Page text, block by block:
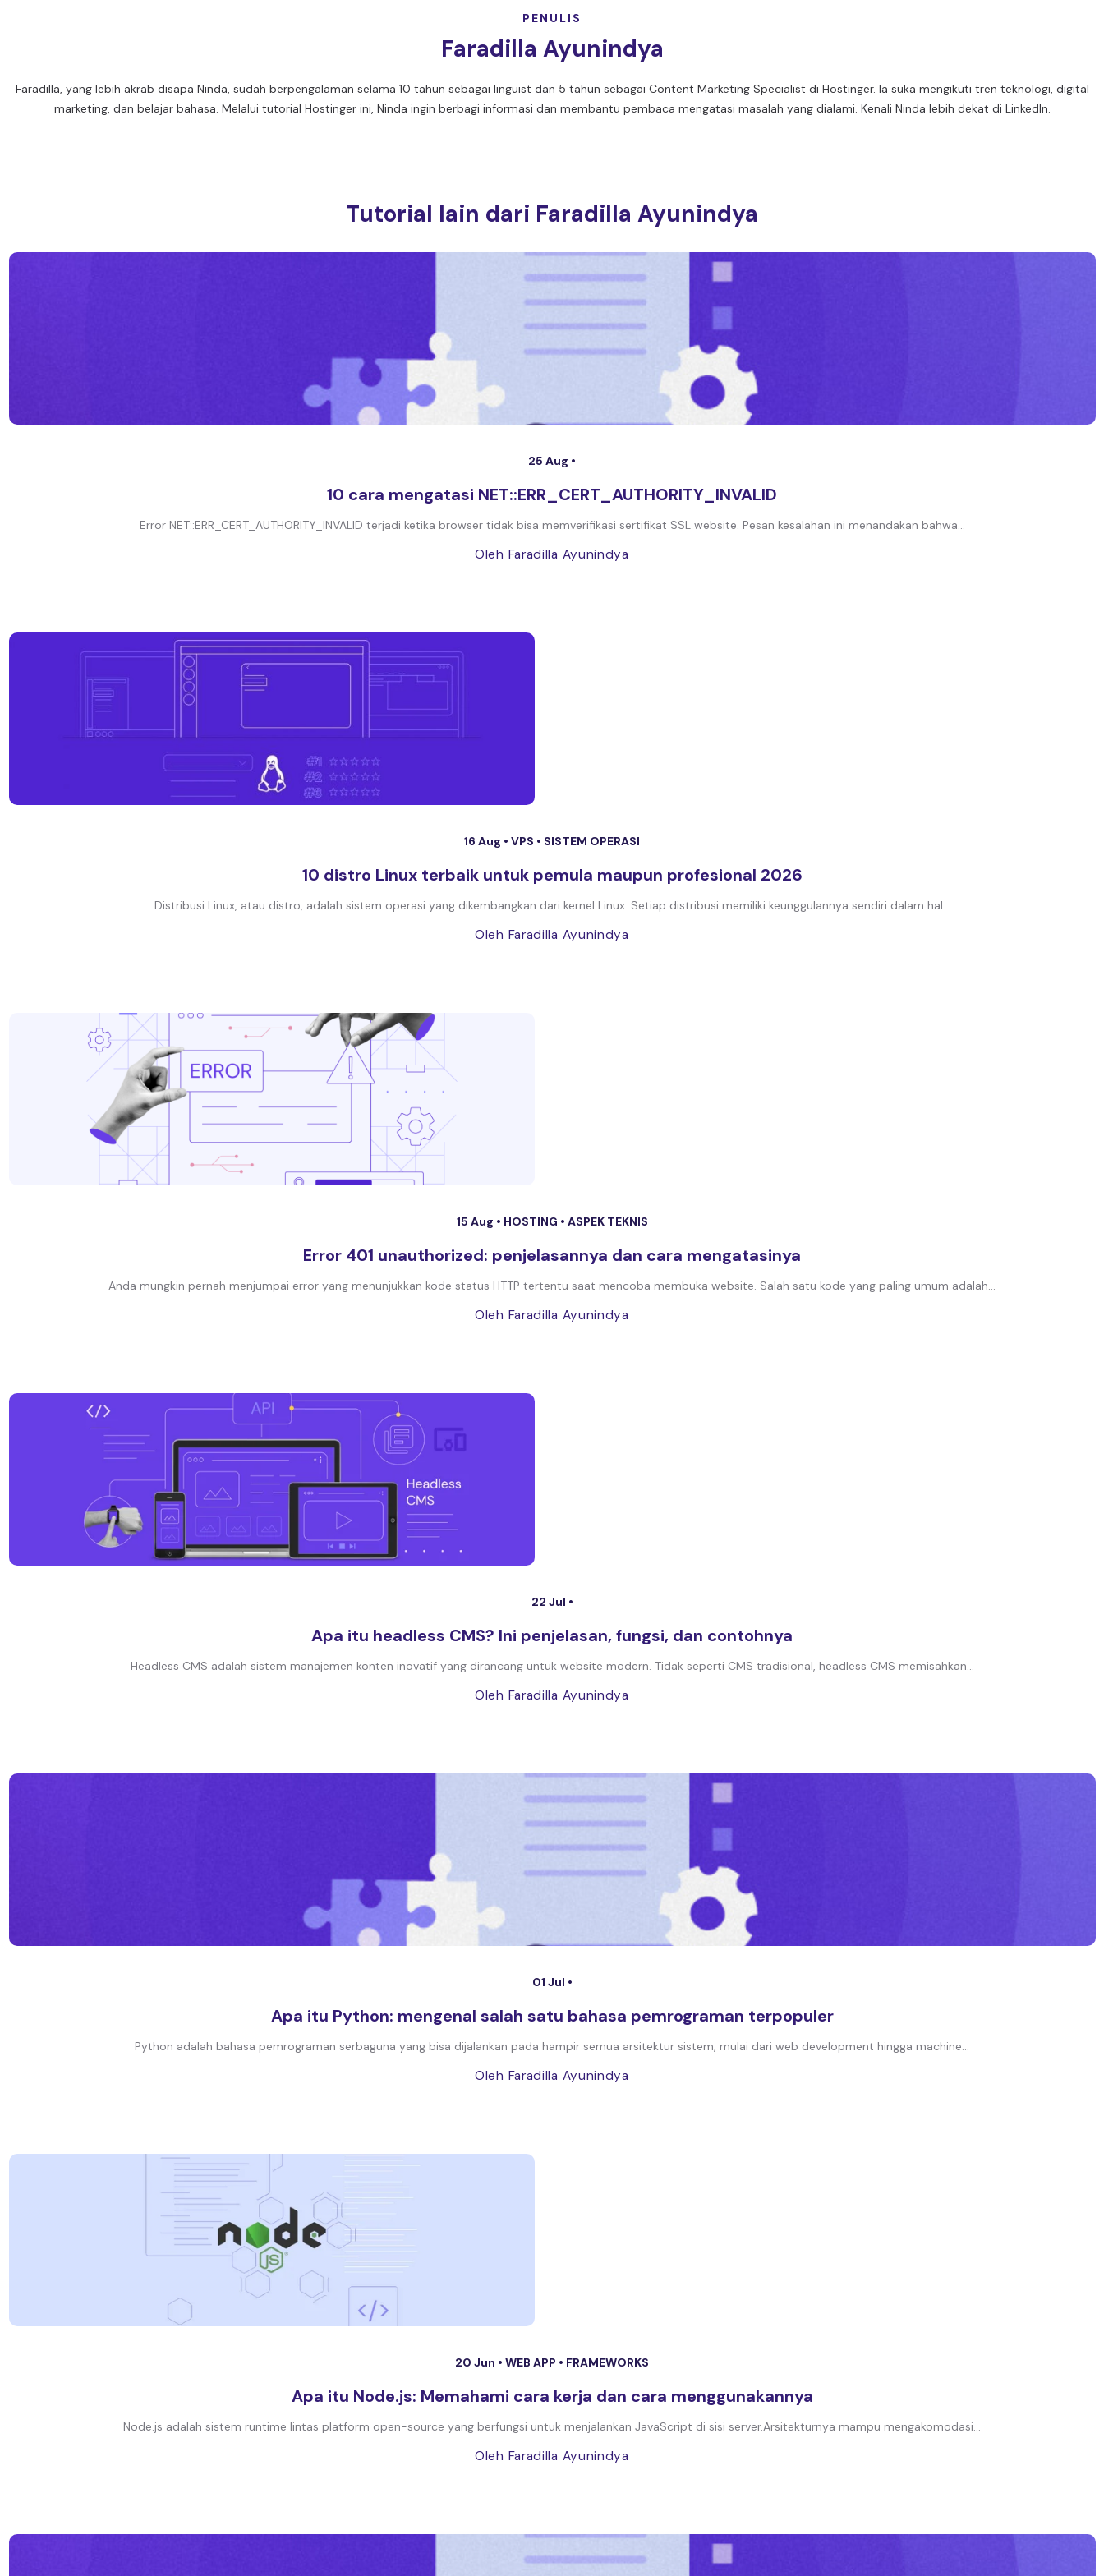
PENULIS
Faradilla Ayunindya
Faradilla, yang lebih akrab disapa Ninda, sudah berpengalaman selama 10 tahun sebagai linguist dan 5 tahun sebagai Content Marketing Specialist di Hostinger. Ia suka mengikuti tren teknologi, digital
marketing, dan belajar bahasa. Melalui tutorial Hostinger ini, Ninda ingin berbagi informasi dan membantu pembaca mengatasi masalah yang dialami. Kenali Ninda lebih dekat di LinkedIn.
Tutorial lain dari Faradilla Ayunindya
25 Aug •
10 cara mengatasi NET::ERR_CERT_AUTHORITY_INVALID
Error NET::ERR_CERT_AUTHORITY_INVALID terjadi ketika browser tidak bisa memverifikasi sertifikat SSL website. Pesan kesalahan ini menandakan bahwa...
Oleh Faradilla Ayunindya
16 Aug • VPS • SISTEM OPERASI
10 distro Linux terbaik untuk pemula maupun profesional 2026
Distribusi Linux, atau distro, adalah sistem operasi yang dikembangkan dari kernel Linux. Setiap distribusi memiliki keunggulannya sendiri dalam hal...
Oleh Faradilla Ayunindya
15 Aug • HOSTING • ASPEK TEKNIS
Error 401 unauthorized: penjelasannya dan cara mengatasinya
Anda mungkin pernah menjumpai error yang menunjukkan kode status HTTP tertentu saat mencoba membuka website. Salah satu kode yang paling umum adalah...
Oleh Faradilla Ayunindya
22 Jul •
Apa itu headless CMS? Ini penjelasan, fungsi, dan contohnya
Headless CMS adalah sistem manajemen konten inovatif yang dirancang untuk website modern. Tidak seperti CMS tradisional, headless CMS memisahkan...
Oleh Faradilla Ayunindya
01 Jul •
Apa itu Python: mengenal salah satu bahasa pemrograman terpopuler
Python adalah bahasa pemrograman serbaguna yang bisa dijalankan pada hampir semua arsitektur sistem, mulai dari web development hingga machine...
Oleh Faradilla Ayunindya
20 Jun • WEB APP • FRAMEWORKS
Apa itu Node.js: Memahami cara kerja dan cara menggunakannya
Node.js adalah sistem runtime lintas platform open-source yang berfungsi untuk menjalankan JavaScript di sisi server.Arsitekturnya mampu mengakomodasi...
Oleh Faradilla Ayunindya